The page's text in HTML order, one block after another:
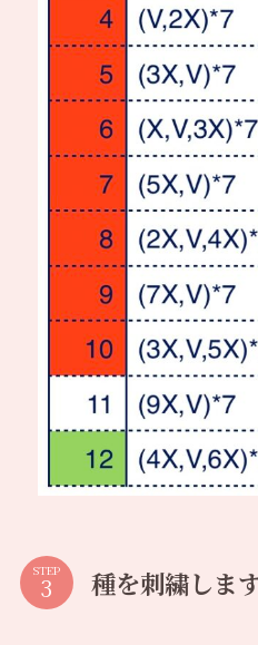
STEP 種を刺繍しま